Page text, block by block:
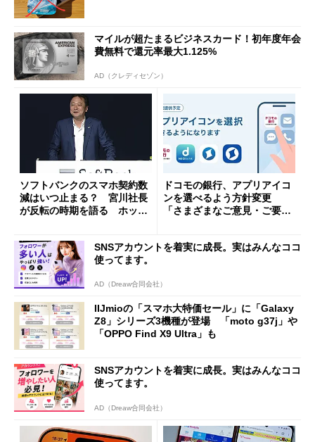
マイルが超たまるビジネスカード！初年度年会
費無料で還元率最大1.125%
AD（クレディセゾン）
ソフトバンクのスマホ契約数
減はいつ止まる？ 宮川社長
が反転の時期を語る ホッピ
ドコモの銀行、アプリアイコ
ンを選べるよう方針変更
「さまざまなご意見・ご要望
SNSアカウントを着実に成長。実はみんなココ
使ってます。
AD（Dreaw合同会社）
IIJmioの「スマホ大特価セール」に「Galaxy
Z8」シリーズ3機種が登場 「moto g37j」や
「OPPO Find X9 Ultra」も
SNSアカウントを着実に成長。実はみんなココ
使ってます。
AD（Dreaw合同会社）